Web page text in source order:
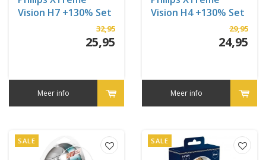
Vision H7 +130% Set
32,95
25,95
Meer info
Vision H4 +130% Set
29,95
24,95
Meer info
SALE SALE